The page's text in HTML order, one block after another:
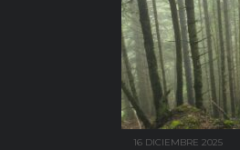
16 DICIEMBRE 2025